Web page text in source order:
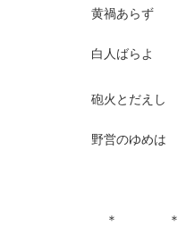
黄禍あらず
白人ばらよ
砲火とだえ
野営のゆめは
＊ ＊